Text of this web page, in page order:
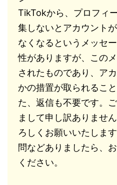
TikTokから、プロフィ
集しないとアカウント
なくなるというメッセ
性がありますが、この
されたものであり、ア
かの措置が取られるこ
た、返信も不要です。
まして申し訳ありませ
ろしくお願いいたしま
問などありましたら、
ください。